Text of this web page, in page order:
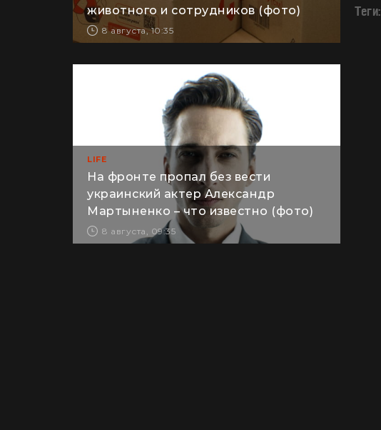
"Новая почта" решила судьбу
животного и сотрудников (фото)
8 августа, 10:35
LIFE
На фронте пропал без вести
украинский актер Александр
Мартыненко – что известно (фото)
8 августа, 09:35
Теги: